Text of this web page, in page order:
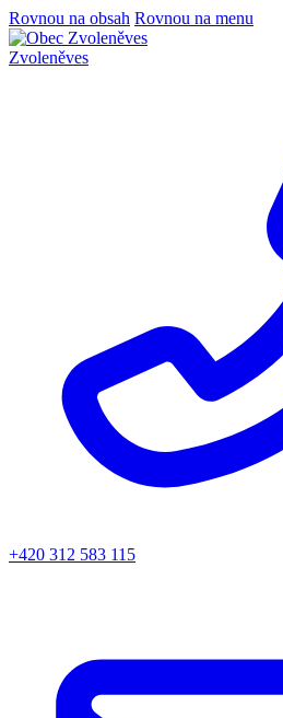
Rovnou na obsah Rovnou na menu
Zvoleněves
+420 312 583 115